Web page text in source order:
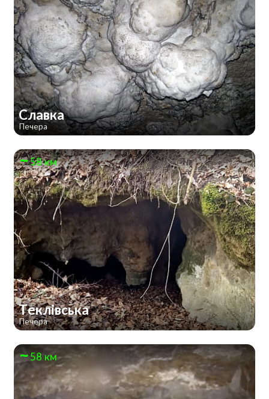
Славка
Печера
58 км
Теклівська
Печера
58 км